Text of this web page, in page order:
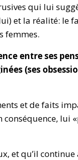
qui lui
et la réalité: le
femmes.
entre ses
(ses
et de faits
lui
et qu’il